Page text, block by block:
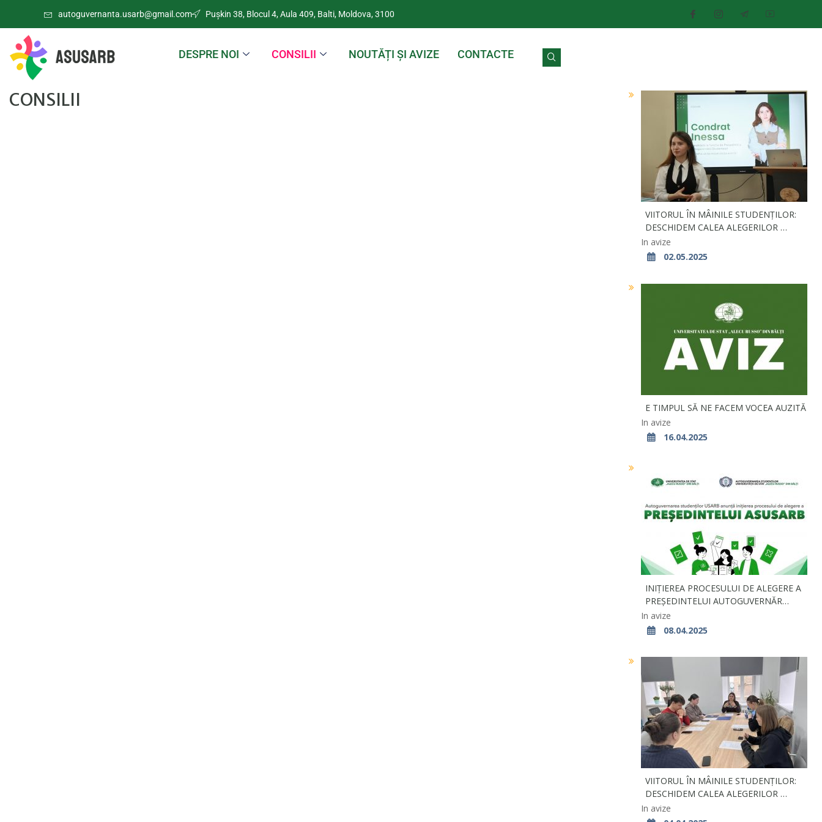
autoguvernanta.usarb@gmail.com Puşkin 38, Blocul 4, Aula 409, Balti, Moldova, 3100
DESPRE NOI CONSILII NOUTĂȚI ȘI AVIZE CONTACTE
CONSILII
VIITORUL ÎN MÂINILE STUDENȚILOR:
DESCHIDEM CALEA ALEGERILOR …
In avize
02.05.2025
E TIMPUL SĂ NE FACEM VOCEA AUZITĂ
In avize
16.04.2025
INIȚIEREA PROCESULUI DE ALEGERE A
PREȘEDINTELUI AUTOGUVERNĂR…
In avize
08.04.2025
VIITORUL ÎN MÂINILE STUDENȚILOR:
DESCHIDEM CALEA ALEGERILOR …
In avize